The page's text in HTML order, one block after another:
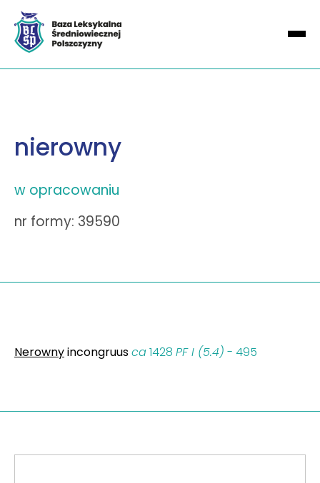
nierowny
w opracowaniu
nr formy: 39590
Nerownyincongruusca1428 PF I (5.4) - 495